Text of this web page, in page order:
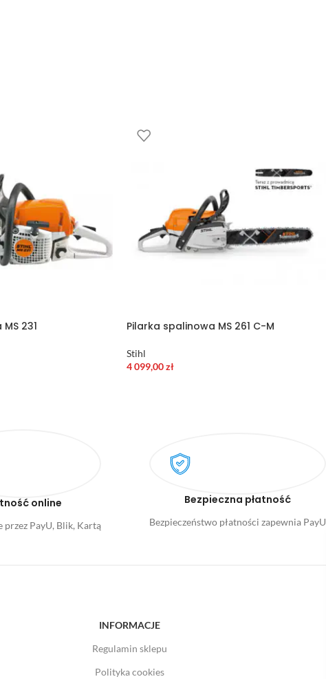
231 Pilarka spalinowa MS 261 C-M
Stihl
4 099,00zł
online
przez PayU, Blik, Kartą
Bezpieczna płatność
Bezpieczeństwo płatności zapewnia PayU
INFORMACJE
Regulamin sklepu
Polityka cookies